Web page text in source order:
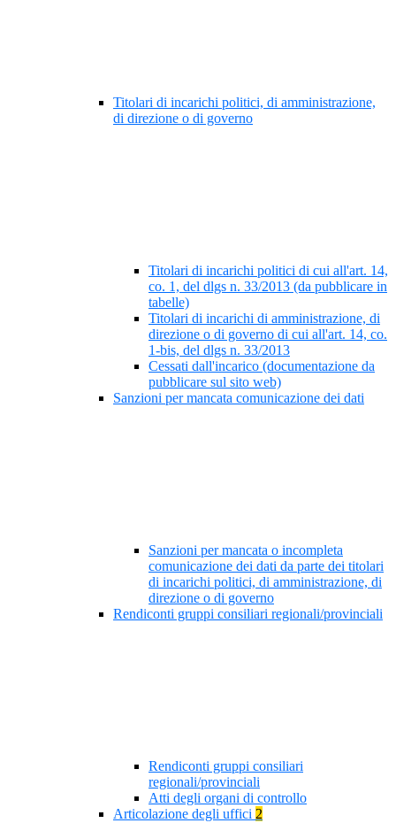
Titolari di incarichi politici, di amministrazione,
di direzione o di governo
Titolari di incarichi politici di cui all'art. 14,
co. 1, del dlgs n. 33/2013 (da pubblicare in
tabelle)
Titolari di incarichi di amministrazione, di
direzione o di governo di cui all'art. 14, co.
1-bis, del dlgs n. 33/2013
Cessati dall'incarico (documentazione da
pubblicare sul sito web)
Sanzioni per mancata comunicazione dei dati
Sanzioni per mancata o incompleta
comunicazione dei dati da parte dei titolari
di incarichi politici, di amministrazione, di
direzione o di governo
Rendiconti gruppi consiliari regionali/provinciali
Rendiconti gruppi consiliari
regionali/provinciali
Atti degli organi di controllo
Articolazione degli uffici 2